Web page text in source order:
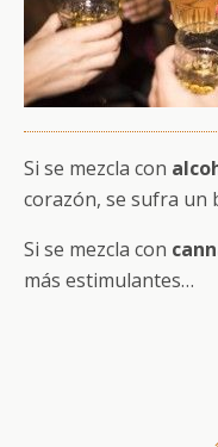
Si se mezcla con
corazón, se sufra un
Si se mezcla con
más estimulantes…